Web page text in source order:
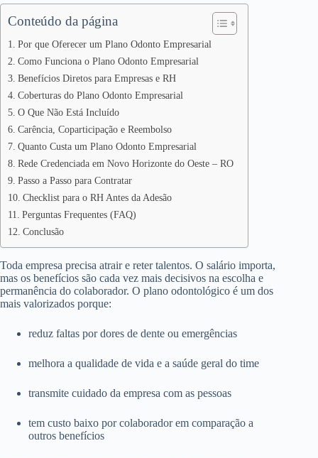
Conteúdo da página
Por que Oferecer um Plano Odonto Empresarial
Como Funciona o Plano Odonto Empresarial
Benefícios Diretos para Empresas e RH
Coberturas do Plano Odonto Empresarial
O Que Não Está Incluído
Carência, Coparticipação e Reembolso
Quanto Custa um Plano Odonto Empresarial
Rede Credenciada em Novo Horizonte do Oeste – RO
Passo a Passo para Contratar
Checklist para o RH Antes da Adesão
Perguntas Frequentes (FAQ)
Conclusão
Toda empresa precisa atrair e reter talentos. O salário importa,
mas os benefícios são cada vez mais decisivos na escolha e
permanência do colaborador. O plano odontológico é um dos
mais valorizados porque:
reduz faltas por dores de dente ou emergências
melhora a qualidade de vida e a saúde geral do time
transmite cuidado da empresa com as pessoas
tem custo baixo por colaborador em comparação a
outros benefícios